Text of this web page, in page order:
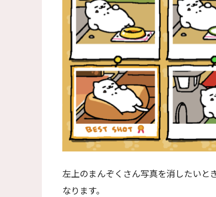
左上のまんぞくさん写真を消したいと
なります。